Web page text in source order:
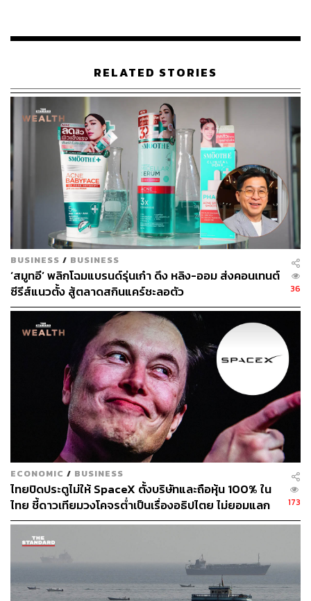
RELATED STORIES
BUSINESS / BUSINESS
‘สมูทอี’ พลิกโฉมแบรนด์รุ่นเก๋า ดึง หลิง-ออม ส่งคอนเทนต์
ซีรีส์แนวตั้ง สู้ตลาดสกินแคร์ชะลอตัว
36
ECONOMIC / BUSINESS
ไทยปิดประตูไม่ให้ SpaceX ตั้งบริษัทและถือหุ้น 100% ใน
ไทย ชี้ดาวเทียมวงโคจรต่ำเป็นเรื่องอธิปไตย ไม่ยอมแลก
ในโต๊ะเจรจาการค้า
173